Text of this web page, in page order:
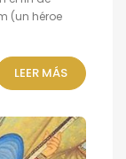
(un héroe
LEER MÁS